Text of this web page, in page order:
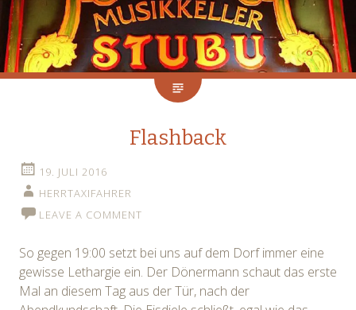
Flashback
19. JULI 2016
HERRTAXIFAHRER
LEAVE A COMMENT
So gegen 19:00 setzt bei uns auf dem Dorf immer eine
gewisse Lethargie ein. Der Dönermann schaut das erste
Mal an diesem Tag aus der Tür, nach der